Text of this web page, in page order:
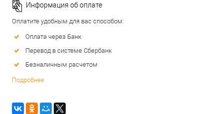
Информация об оплате
Оплатите удобным для вас способом:
Оплата через Банк
Перевод в системе Сбербанк
Безналичным расчетом
Подробнее